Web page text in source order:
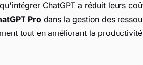
ChatGPT a réduit leurs
Pro dans la gestion des
tout en améliorant la